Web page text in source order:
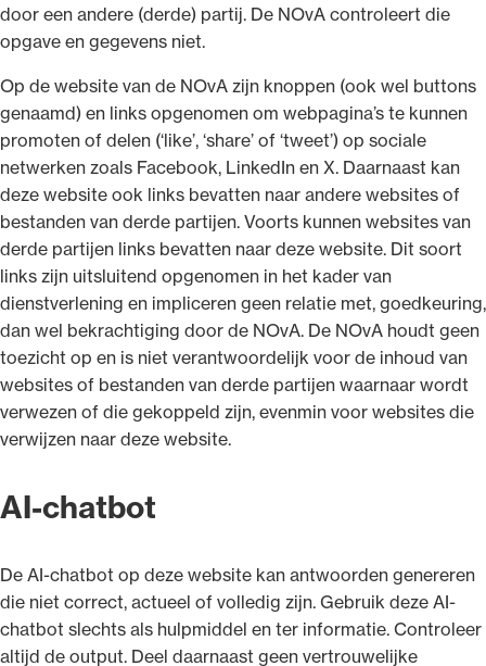
door een andere (derde) partij. De NOvA controleert die
opgave en gegevens niet.
Op de website van de NOvA zijn knoppen (ook wel buttons
genaamd) en links opgenomen om webpagina’s te kunnen
promoten of delen (‘like’, ‘share’ of ‘tweet’) op sociale
netwerken zoals Facebook, LinkedIn en X. Daarnaast kan
deze website ook links bevatten naar andere websites of
bestanden van derde partijen. Voorts kunnen websites van
derde partijen links bevatten naar deze website. Dit soort
links zijn uitsluitend opgenomen in het kader van
dienstverlening en impliceren geen relatie met, goedkeuring,
dan wel bekrachtiging door de NOvA. De NOvA houdt geen
toezicht op en is niet verantwoordelijk voor de inhoud van
websites of bestanden van derde partijen waarnaar wordt
verwezen of die gekoppeld zijn, evenmin voor websites die
verwijzen naar deze website.
AI-chatbot
De AI-chatbot op deze website kan antwoorden genereren
die niet correct, actueel of volledig zijn. Gebruik deze AI-
chatbot slechts als hulpmiddel en ter informatie. Controleer
altijd de output. Deel daarnaast geen vertrouwelijke